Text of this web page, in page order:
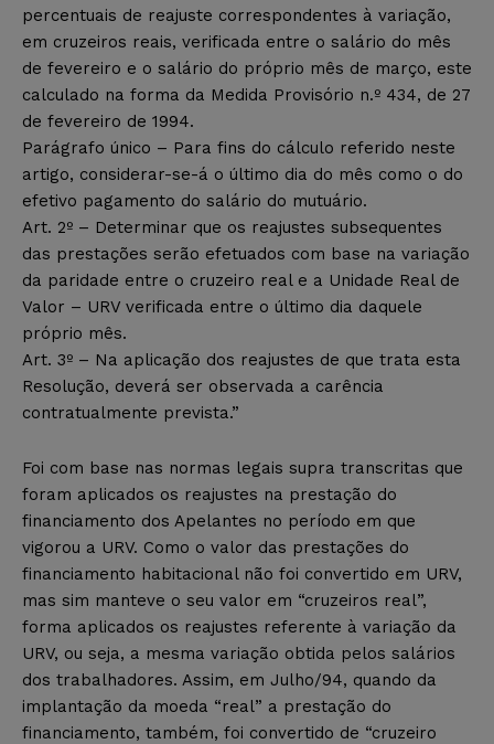
percentuais de reajuste correspondentes à variação,
em cruzeiros reais, verificada entre o salário do mês
de fevereiro e o salário do próprio mês de março, este
calculado na forma da Medida Provisório n.º 434, de 27
de fevereiro de 1994.
Parágrafo único – Para fins do cálculo referido neste
artigo, considerar-se-á o último dia do mês como o do
efetivo pagamento do salário do mutuário.
Art. 2º – Determinar que os reajustes subsequentes
das prestações serão efetuados com base na variação
da paridade entre o cruzeiro real e a Unidade Real de
Valor – URV verificada entre o último dia daquele
próprio mês.
Art. 3º – Na aplicação dos reajustes de que trata esta
Resolução, deverá ser observada a carência
contratualmente prevista.”
Foi com base nas normas legais supra transcritas que
foram aplicados os reajustes na prestação do
financiamento dos Apelantes no período em que
vigorou a URV. Como o valor das prestações do
financiamento habitacional não foi convertido em URV,
mas sim manteve o seu valor em “cruzeiros real”,
forma aplicados os reajustes referente à variação da
URV, ou seja, a mesma variação obtida pelos salários
dos trabalhadores. Assim, em Julho/94, quando da
implantação da moeda “real” a prestação do
financiamento, também, foi convertido de “cruzeiro